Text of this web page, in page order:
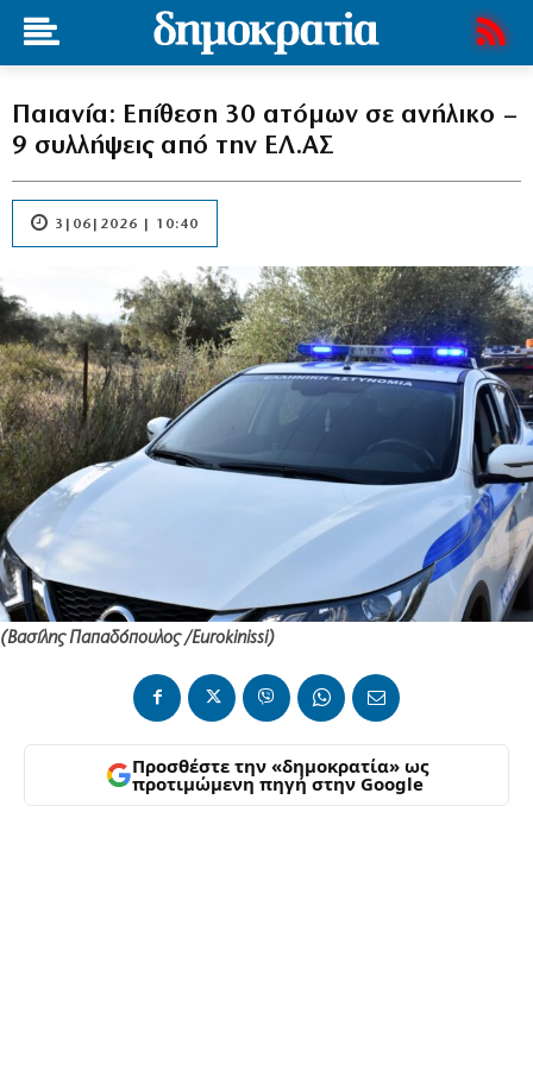
Παιανία: Επίθεση 30 ατόμων σε ανήλικο –
9 συλλήψεις από την ΕΛ.ΑΣ
3|06|2026 | 10:40
(Βασίλης Παπαδόπουλος /Eurokinissi)
Προσθέστε την «δημοκρατία» ως
προτιμώμενη πηγή στην Google